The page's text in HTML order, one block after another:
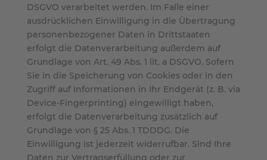
DSGVO verarbeitet werden. Im Falle einer
ausdrücklichen Einwilligung in die Übertragung
personenbezogener Daten in Drittstaaten
erfolgt die Datenverarbeitung außerdem auf
Grundlage von Art. 49 Abs. 1 lit. a DSGVO. Sofern
Sie in die Speicherung von Cookies oder in den
Zugriff auf Informationen in Ihr Endgerät (z. B. via
Device-Fingerprinting) eingewilligt haben,
erfolgt die Datenverarbeitung zusätzlich auf
Grundlage von § 25 Abs. 1 TDDDG. Die
Einwilligung ist jederzeit widerrufbar. Sind Ihre
Daten zur Vertragserfüllung oder zur